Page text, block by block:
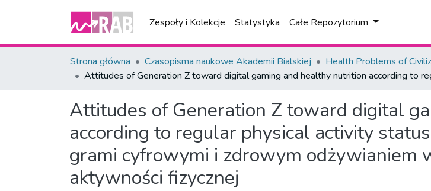
Zespoły i Kolekcje Statystyka Całe Repozytorium
Strona główna Czasopisma naukowe Akademii Bialskiej Health Problems of
Attitudes of Generation Z toward digital gaming and healthy nutrition according to
Attitudes of Generation Z toward digital
according to regular physical activity status
grami cyfrowymi i zdrowym odżywianiem
aktywności fizycznej